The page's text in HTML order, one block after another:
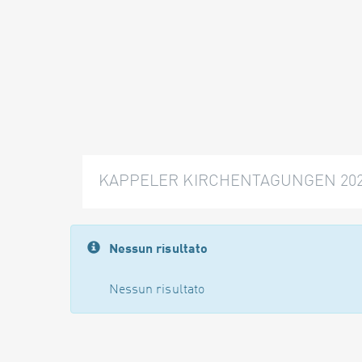
KAPPELER KIRCHENTAGUNGEN
Nessun risultato
Nessun risultato